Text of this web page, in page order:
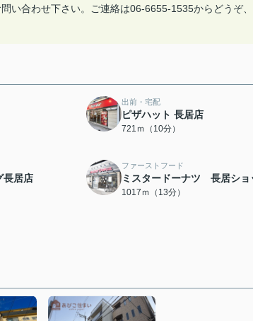
い合わせ下さい。ご連絡は06-6655-1535からどうぞ、
出前・宅配
ピザハット 長居店
721ｍ（10分）
長居店
ファーストフード
ミスタードーナツ 長居ショ
1017ｍ（13分）